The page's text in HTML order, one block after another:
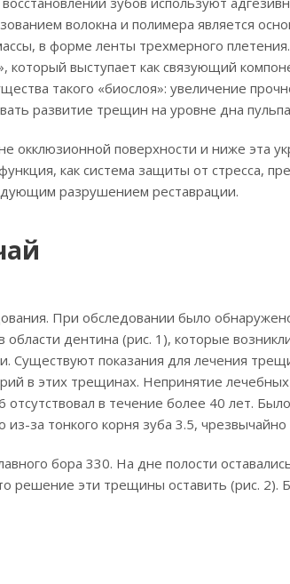
волокна и полимера является
в форме ленты трехмерного
который выступает как связующий
такого «биослоя»: увеличение
развитие трещин на уровне дна
поверхности и ниже эта
как система защиты от стресса,
разрушением реставрации.
При обследовании было
дентина (рис. 1), которые
Существуют показания для лечения
в этих трещинах. Непринятие
в течение более 40 лет.
за тонкого корня зуба 3.5,
бора 330. На дне полости
решение эти трещины оставить (рис. 2).